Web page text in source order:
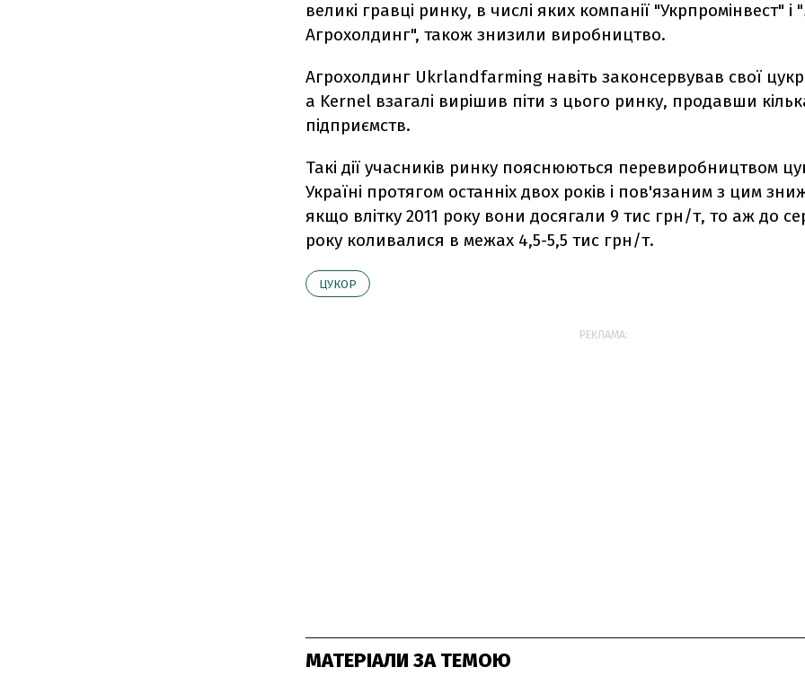
великі гравці ринку, в числі яких компанії "Укрпромінвест" і
Агрохолдинг", також знизили виробництво.
Агрохолдинг Ukrlandfarming навіть законсервував свої
а Kernel взагалі вирішив піти з цього ринку, продавши
підприємств.
Такі дії учасників ринку пояснюються перевиробництвом
Україні протягом останніх двох років і пов'язаним з цим
якщо влітку 2011 року вони досягали 9 тис грн/т, то аж до
року коливалися в межах 4,5-5,5 тис грн/т.
ЦУКОР
РЕКЛАМА:
МАТЕРІАЛИ ЗА ТЕМОЮ